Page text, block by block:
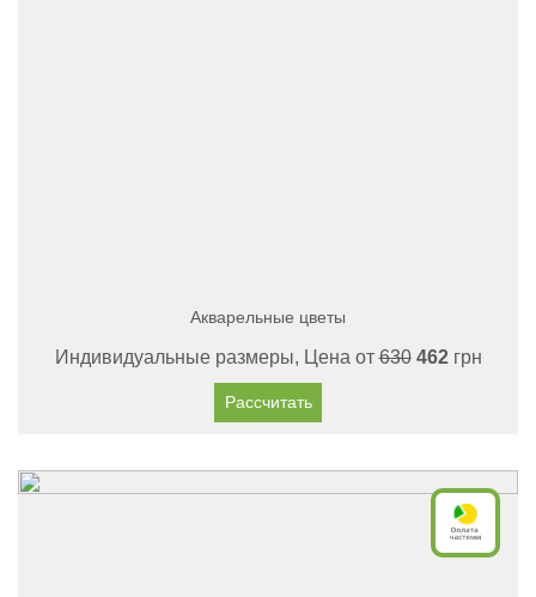
Акварельные цветы
Индивидуальные размеры, Цена от630 462грн
Рассчитать